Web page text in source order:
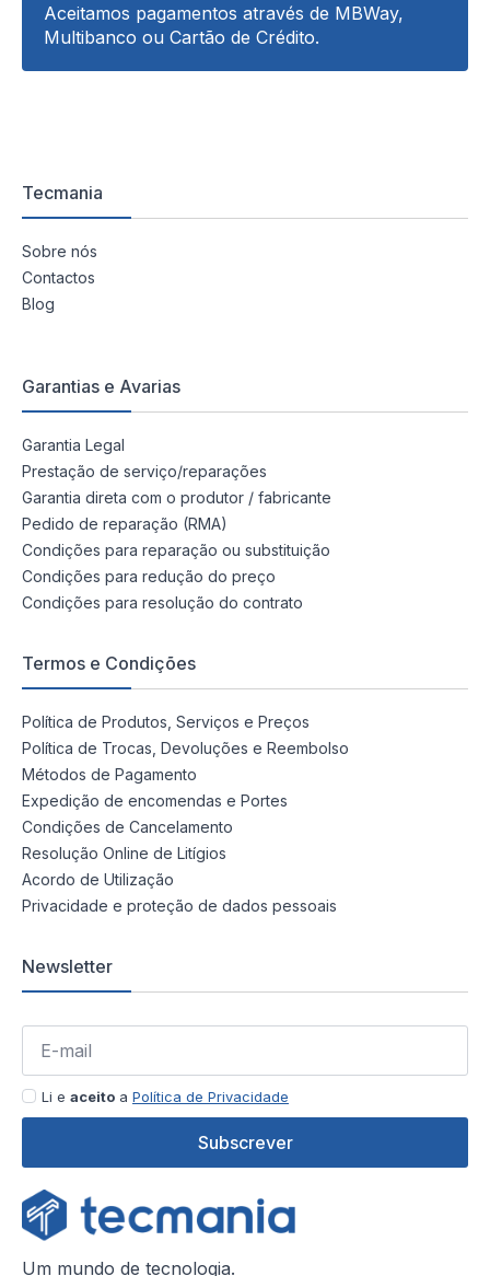
Aceitamos pagamentos através de MBWay,
Multibanco ou Cartão de Crédito.
Tecmania
Sobre nós
Contactos
Blog
Garantias e Avarias
Garantia Legal
Prestação de serviço/reparações
Garantia direta com o produtor / fabricante
Pedido de reparação (RMA)
Condições para reparação ou substituição
Condições para redução do preço
Condições para resolução do contrato
Termos e Condições
Política de Produtos, Serviços e Preços
Política de Trocas, Devoluções e Reembolso
Métodos de Pagamento
Expedição de encomendas e Portes
Condições de Cancelamento
Resolução Online de Litígios
Acordo de Utilização
Privacidade e proteção de dados pessoais
Newsletter
Li e aceito a Política de Privacidade
Subscrever
Um mundo de tecnologia.